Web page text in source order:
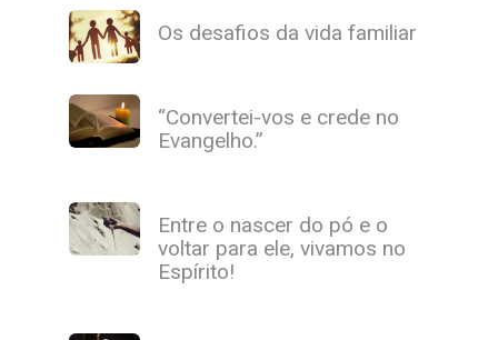
Os desafios da vida familiar
“Convertei-vos e crede no
Evangelho.”
Entre o nascer do pó e o
voltar para ele, vivamos no
Espírito!